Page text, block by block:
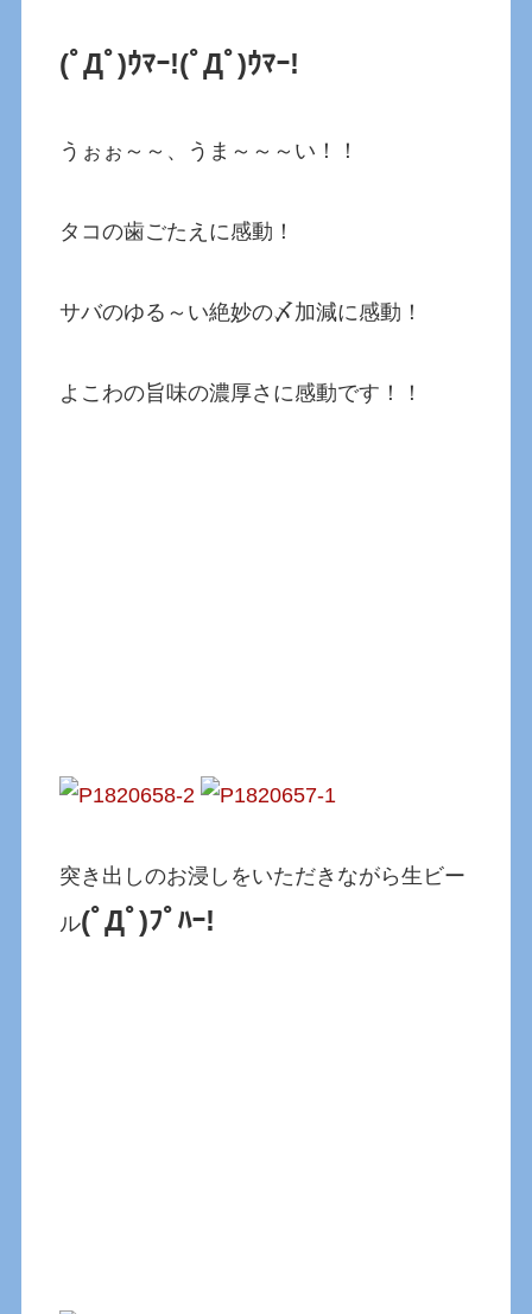
(ﾟДﾟ)ｳﾏｰ!(ﾟДﾟ)ｳﾏｰ!
うぉぉ～～、うま～～～い！！
タコの歯ごたえに感動！
サバのゆる～い絶妙の〆加減に感動！
よこわの旨味の濃厚さに感動です！！
突き出しのお浸しをいただきながら生ビー
ル(ﾟДﾟ)ﾌﾟﾊｰ!